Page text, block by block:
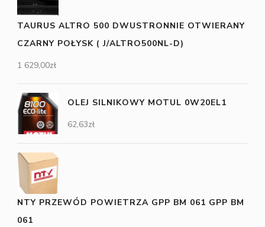
TAURUS ALTRO 500 DWUSTRONNIE OTWIERANY
CZARNY POŁYSK ( J/ALTRO500NL-D)
1 629,00zł
OLEJ SILNIKOWY MOTUL 0W20EL1
62,63zł
NTY PRZEWÓD POWIETRZA GPP BM 061 GPP BM
061